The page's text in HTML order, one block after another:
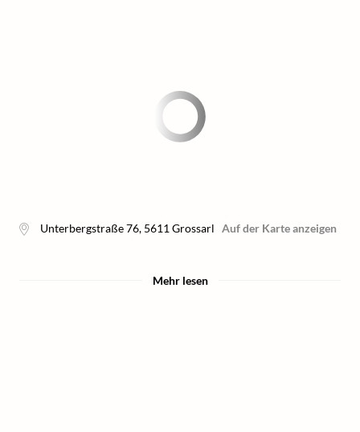
Unterbergstraße 76, 5611 Grossarl Auf der Karte anzeigen
Mehr lesen